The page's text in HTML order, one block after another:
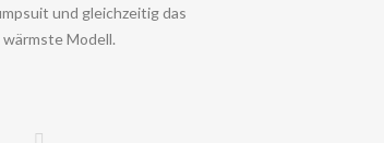
und gleichzeitig das
Modell.